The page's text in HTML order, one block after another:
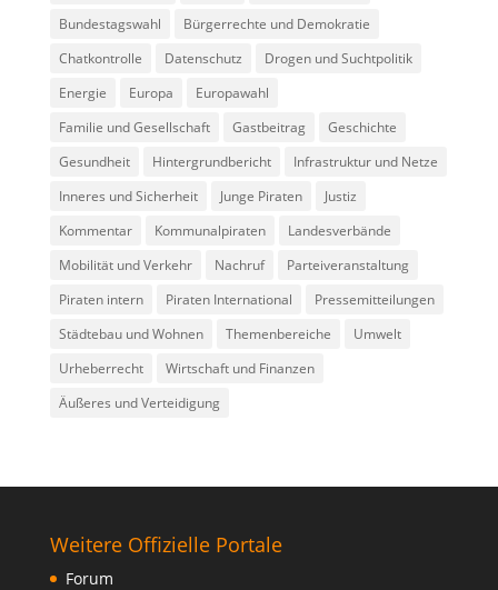
Bundestagswahl
Bürgerrechte und Demokratie
Chatkontrolle
Datenschutz
Drogen und Suchtpolitik
Energie
Europa
Europawahl
Familie und Gesellschaft
Gastbeitrag
Geschichte
Gesundheit
Hintergrundbericht
Infrastruktur und Netze
Inneres und Sicherheit
Junge Piraten
Justiz
Kommentar
Kommunalpiraten
Landesverbände
Mobilität und Verkehr
Nachruf
Parteiveranstaltung
Piraten intern
Piraten International
Pressemitteilungen
Städtebau und Wohnen
Themenbereiche
Umwelt
Urheberrecht
Wirtschaft und Finanzen
Äußeres und Verteidigung
Weitere Offizielle Portale
Forum